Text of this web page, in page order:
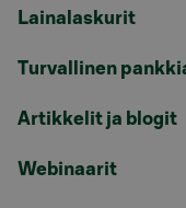
Lainalaskurit
Turvallinen
Artikkelit ja blogit
Webinaarit